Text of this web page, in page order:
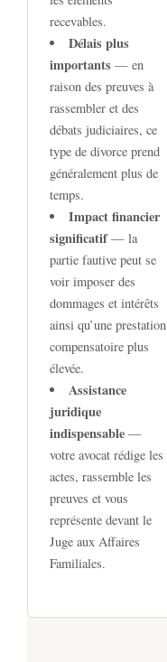
recevables.
Délais plus
importants — en
raison des preuves à
rassembler et des
débats judiciaires, ce
type de divorce prend
généralement plus de
temps.
Impact financier
significatif— la
partie fautive peut se
voir imposer des
dommages et intérêts
ainsi qu’une prestation
compensatoire plus
élevée.
Assistance
juridique
indispensable —
votre avocat rédige les
actes, rassemble les
preuves et vous
représente devant le
Juge aux Affaires
Familiales.